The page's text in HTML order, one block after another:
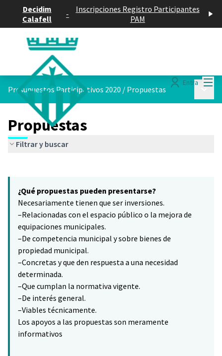
Decidim
Calafell
-
Inscripciones Registro Participantes
PAM
Entra
Presupuestos Participativos 2020 / Propuestas
Propuestas
Filtrar y buscar
−
¿Qué propuestas pueden presentarse?
Necesariamente tienen que ser inversiones.
–Relacionadas con el espacio público o la mejora de
equipaciones municipales.
–De competencia municipal y sobre bienes de
propiedad municipal.
–Concretas y que den respuesta a una necesidad
determinada.
–Que cumplan la normativa vigente.
–De interés general.
–Viables técnicamente.
Los apoyos a las propuestas son meramente
informativos